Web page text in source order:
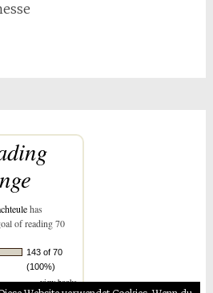
has
of reading 70
143 of 70
(100%)
view books